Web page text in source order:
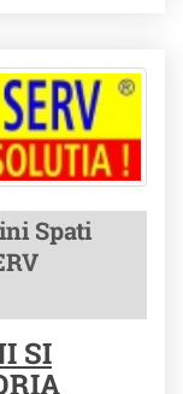
Spati
SI